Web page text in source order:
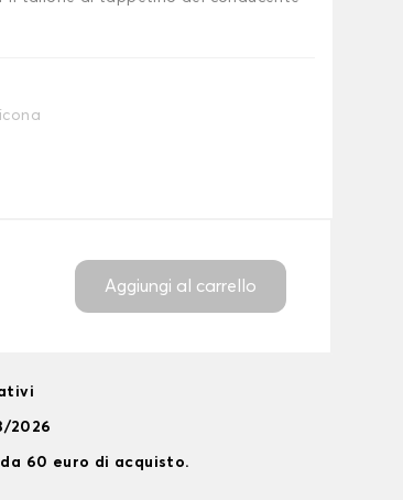
Aggiungi al carrello
2026
60 euro di acquisto.